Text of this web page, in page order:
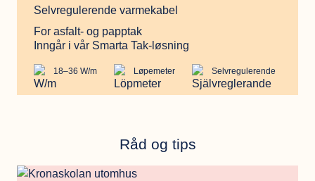
Selvregulerende varmekabel
For asfalt- og papptak
Inngår i vår Smarta Tak-løsning
18–36 W/m Løpemeter Selvregulerende
Råd og tips
Meta bild